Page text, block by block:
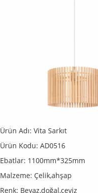
Ürün Adı: Vita Sarkıt
Ürün Kodu: AD0516
Ebatlar: 1100mm*325mm
Malzeme: Çelik,ahşap
Renk: Beyaz,doğal,ceviz